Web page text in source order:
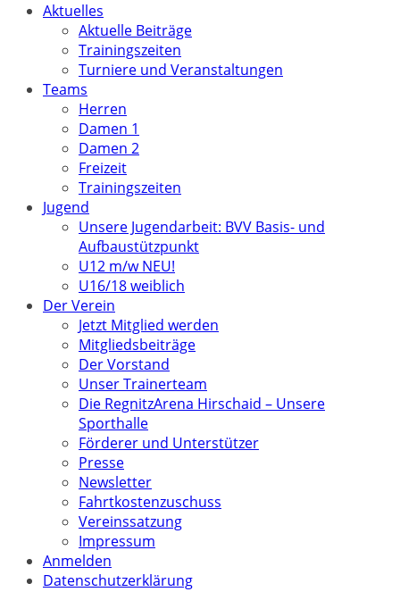
Aktuelles
Aktuelle Beiträge
Trainingszeiten
Turniere und Veranstaltungen
Teams
Herren
Damen 1
Damen 2
Freizeit
Trainingszeiten
Jugend
Unsere Jugendarbeit: BVV Basis- und
Aufbaustützpunkt
U12 m/w NEU!
U16/18 weiblich
Der Verein
Jetzt Mitglied werden
Mitgliedsbeiträge
Der Vorstand
Unser Trainerteam
Die RegnitzArena Hirschaid – Unsere
Sporthalle
Förderer und Unterstützer
Presse
Newsletter
Fahrtkostenzuschuss
Vereinssatzung
Impressum
Anmelden
Datenschutzerklärung